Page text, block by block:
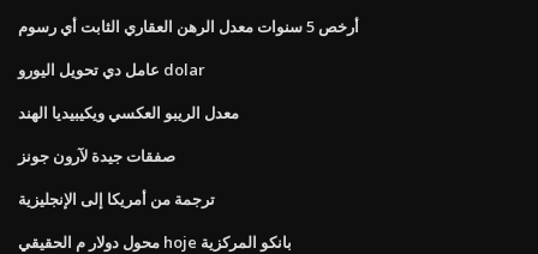
أرخص 5 سنوات معدل الرهن العقاري الثابت أي رسوم
عامل دي تحويل اليورو dolar
معدل الريبو العكسي ويكيبيديا الهند
صفقات جيدة لآرون جونز
ترجمة من أمريكا إلى الإنجليزية
محول دولار م الحقيقي hoje بانكو المركزية